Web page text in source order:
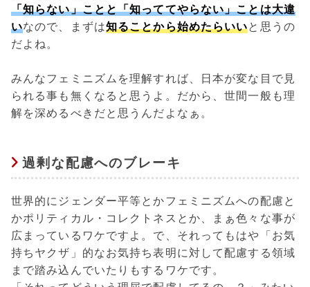
「知らない」ことと「知っててやらない」ことは大違
いなので、まずは知ることから始めたらいいと思うの
だよね。
みんなフェミニズムを理解すれば、日本が変な目で見
られる事も無くなると思うよ。だから、世間一般も理
解を深めるべきだと思うんだよなぁ。
過剰な配慮へのブレーキ
世界的にジェンダー平等とかフェミニズムへの配慮と
かポリティカル・コレクトネスとか、まぁ色々な事が
広まっているワケですよ。で、それってもはや「お気
持ちヤクザ」的なお気持ち表明に対して配慮する領域
まで踏み込んでいたりもするワケです。